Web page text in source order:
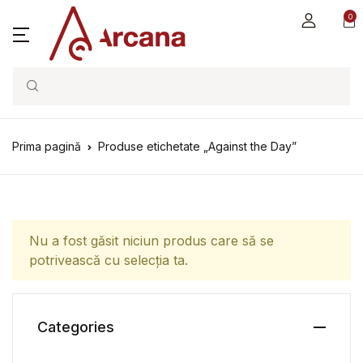
0
Search
Prima pagină Produse etichetate „Against the Day”
Nu a fost găsit niciun produs care să se
potrivească cu selecția ta.
Categories